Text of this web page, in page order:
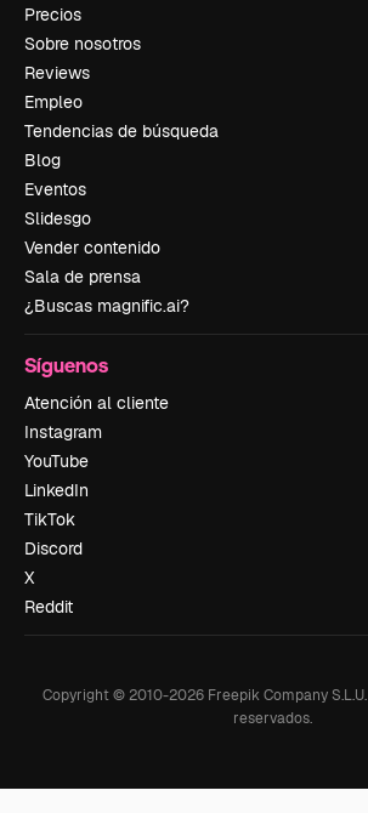
Precios
Sobre nosotros
Reviews
Empleo
Tendencias de búsqueda
Blog
Eventos
Slidesgo
Vender contenido
Sala de prensa
¿Buscas magnific.ai?
Síguenos
Atención al cliente
Instagram
YouTube
LinkedIn
TikTok
Discord
X
Reddit
Copyright © 2010-2026 Freepik Company S.L.U.
reservados.